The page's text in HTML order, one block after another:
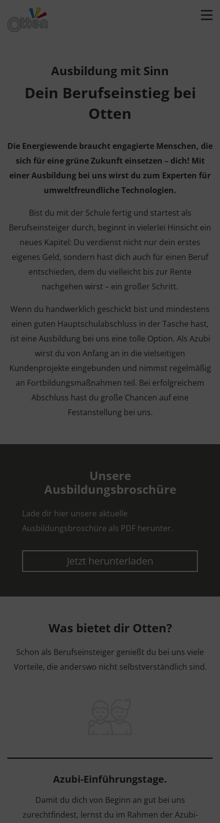
Ausbildung mit Sinn
Dein Berufseinstieg bei
Otten
Die Energiewende braucht engagierte Menschen, die
sich für eine grüne Zukunft einsetzen – dich! Mit
einer Ausbildung bei uns wirst du zum Experten für
umweltfreundliche Technologien.
Bist du mit der Schule fertig und startest als
Berufseinsteiger durch, beginnt in vielerlei Hinsicht ein
neues Kapitel: Du verdienst nicht nur dein erstes
eigenes Geld, sondern hast dich auch für einen Beruf
entschieden, dem du vielleicht bis zur Rente
nachgehen wirst – ein großer Schritt.
Wenn du handwerklich geschickt bist und mindestens
einen guten Hauptschulabschluss in der Tasche hast,
ist eine Ausbildung bei uns eine tolle Option. Als Azubi
wirst du von Anfang an in die vielseitigen
Kundenprojekte eingebunden und nimmst regelmäßig
an Fortbildungsmaßnahmen teil. Bei erfolgreichem
Abschluss hast du große Chancen auf eine
Festanstellung bei uns.
Unsere
Ausbildungsbroschüre
Lade dir hier unsere aktuelle
Ausbildungsbroschüre als PDF herunter.
Jetzt herunterladen
Was bietet dir Otten?
Schon als Berufseinsteiger genießt du bei uns viele
Vorteile, die anderswo nicht selbstverständlich sind.
Azubi-Einführungstage.
Damit du dich von Beginn an gut bei uns
zurechtfindest, lernst du im Rahmen der Azubi-